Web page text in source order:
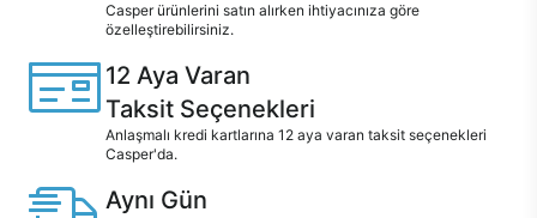
Casper ürünlerini satın alırken ihtiyacınıza göre
özelleştirebilirsiniz.
12 Aya Varan
Taksit Seçenekleri
Anlaşmalı kredi kartlarına 12 aya varan taksit seçenekleri
Casper'da.
Aynı Gün